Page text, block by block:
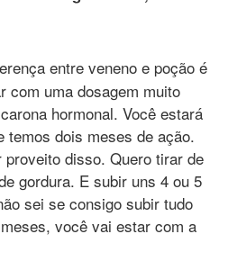
entre veneno e poção é
com uma dosagem muito
hormonal. Você estará
temos dois meses de ação.
proveito disso. Quero tirar de
gordura. E subir uns 4 ou 5
sei se consigo subir tudo
você vai estar com a